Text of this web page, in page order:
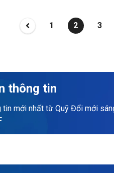
1 2 3
thông tin
tin mới nhất từ Quỹ Đổi mới